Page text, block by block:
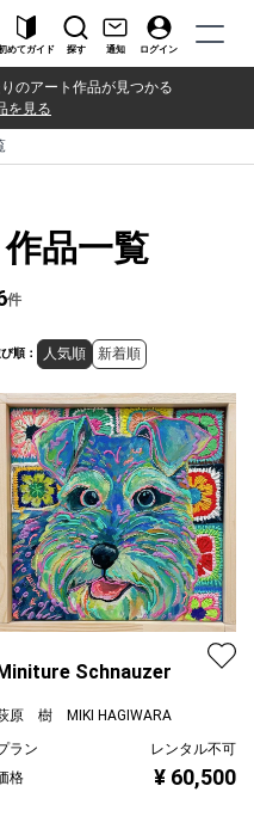
めてガイド 探す 通知 ログイン
のアート作品が見つかる
を見る
品一覧
件
順： 人気順 新着順
Schnauzer
原 樹 MIKI HAGIWARA
ラン
レンタル不可
格
¥ 60,500